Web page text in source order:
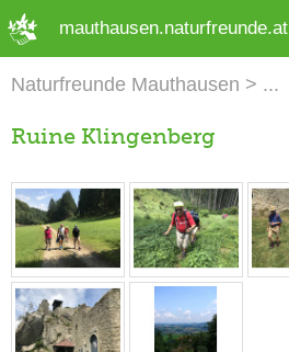
mauthausen.naturfreunde.at
Naturfreunde Mauthausen
Ruine Klingenberg